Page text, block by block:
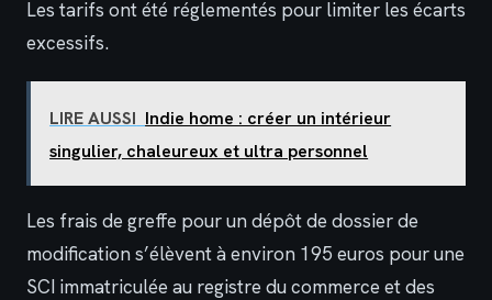
Les tarifs ont été réglementés pour limiter les écarts
excessifs.
LIRE AUSSI Indie home : créer un intérieur
singulier, chaleureux et ultra personnel
Les frais de greffe pour un dépôt de dossier de
modification s’élèvent à environ 195 euros pour une
SCI immatriculée au registre du commerce et des